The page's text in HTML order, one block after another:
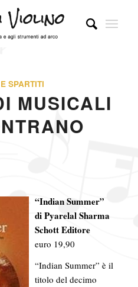
SPARTITI
MUSICALI
“Indian Summer”
di Pyarelal Sharma
Schott Editore
euro 19,90
“Indian Summer” è il
titolo del decimo